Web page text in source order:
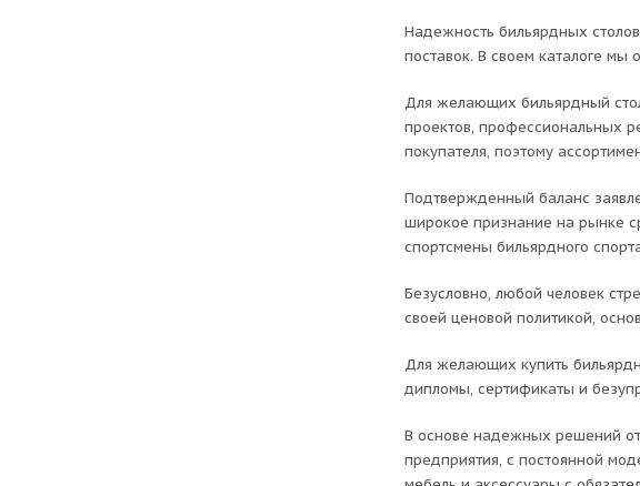
Надежность бильярдных
поставок. В своем каталоге
Для желающих бильярдный
проектов, профессиональных
покупателя, поэтому
Подтвержденный баланс
широкое признание на рынке
спортсмены бильярдного
Безусловно, любой человек
своей ценовой политикой,
Для желающих купить
дипломы, сертификаты и
В основе надежных решений от
предприятия, с постоянной